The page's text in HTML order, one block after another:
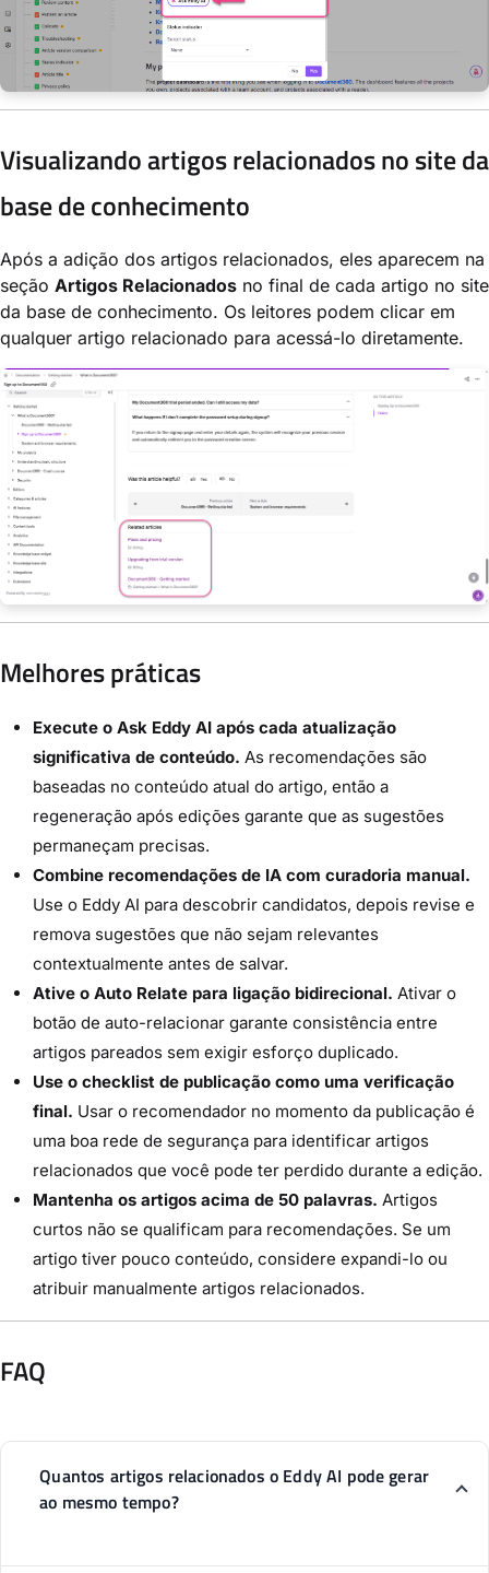
Visualizando artigos relacionados no site da
base de conhecimento
Após a adição dos artigos relacionados, eles aparecem na
seção Artigos Relacionados no final de cada artigo no site
da base de conhecimento. Os leitores podem clicar em
qualquer artigo relacionado para acessá-lo diretamente.
Melhores práticas
Execute o Ask Eddy AI após cada atualização
significativa de conteúdo. As recomendações são
baseadas no conteúdo atual do artigo, então a
regeneração após edições garante que as sugestões
permaneçam precisas.
Combine recomendações de IA com curadoria manual.
Use o Eddy AI para descobrir candidatos, depois revise e
remova sugestões que não sejam relevantes
contextualmente antes de salvar.
Ative o Auto Relate para ligação bidirecional. Ativar o
botão de auto-relacionar garante consistência entre
artigos pareados sem exigir esforço duplicado.
Use o checklist de publicação como uma verificação
final. Usar o recomendador no momento da publicação é
uma boa rede de segurança para identificar artigos
relacionados que você pode ter perdido durante a edição.
Mantenha os artigos acima de 50 palavras. Artigos
curtos não se qualificam para recomendações. Se um
artigo tiver pouco conteúdo, considere expandi-lo ou
atribuir manualmente artigos relacionados.
FAQ
Quantos artigos relacionados o Eddy AI pode gerar
ao mesmo tempo?